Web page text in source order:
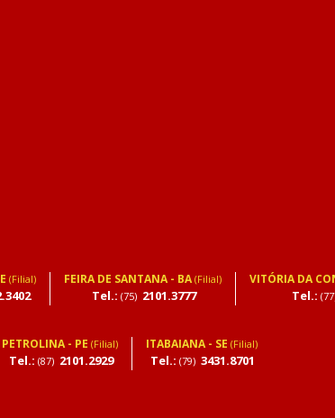
(Filial) FEIRA DE SANTANA - BA(Filial)
Tel.: (75) 2101.3777
VITÓRIA DA
Tel.:
PETROLINA - PE (Filial)
Tel.: (87) 2101.2929
ITABAIANA - SE (Filial)
Tel.: (79) 3431.8701